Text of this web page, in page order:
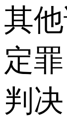
其
定
判决